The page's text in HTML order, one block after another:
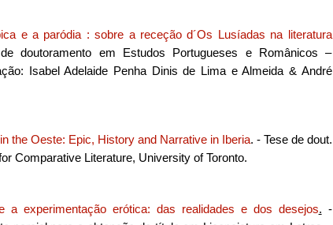
e a paródia : sobre a receção d´Os Lusíadas na literatura
doutoramento em Estudos Portugueses e Românicos –
Isabel Adelaide Penha Dinis de Lima e Almeida & André
the Oeste: Epic, History and Narrative in Iberia. - Tese de dout.
Comparative Literature, University of Toronto.
a experimentação erótica: das realidades e dos desejos. -